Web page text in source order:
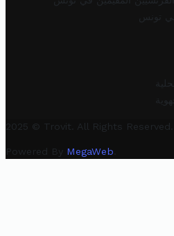
تونس
2025 © Trovit. All Rights Reserved.
Powered By MegaWeb